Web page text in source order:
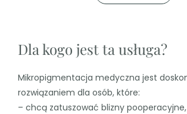
Dla kogo jest ta usługa?
Mikropigmentacja medyczna jest
rozwiązaniem dla osób, które:
– chcą zatuszować blizny